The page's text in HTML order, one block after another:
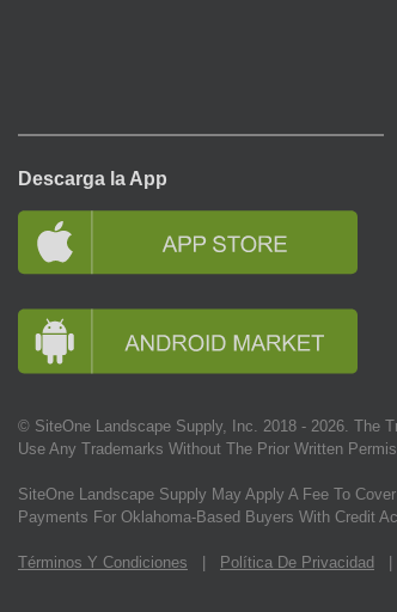
Descarga la App
© SiteOne Landscape Supply, Inc. 2018 - 2026. The
Use Any Trademarks Without The Prior Written
SiteOne Landscape Supply May Apply A Fee To
Payments For Oklahoma-Based Buyers With Credit
Términos Y Condiciones Política De Privacidad